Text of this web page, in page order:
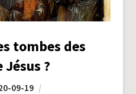
tombes des
?
09-19